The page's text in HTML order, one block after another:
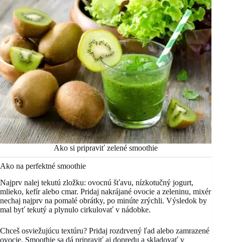
Ako si pripraviť zelené smoothie
Ako na perfektné smoothie
Najprv nalej tekutú zložku: ovocnú šťavu, nízkotučný jogurt,
mlieko, kefír alebo cmar. Pridaj nakrájané ovocie a zeleninu, mixér
nechaj najprv na pomalé obrátky, po minúte zrýchli. Výsledok by
mal byť tekutý a plynulo cirkulovať v nádobke.
Chceš osviežujúcu textúru? Pridaj rozdrvený ľad alebo zamrazené
ovocie. Smoothie sa dá pripraviť aj dopredu a skladovať v